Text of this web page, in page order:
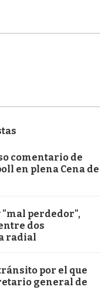
comentario de
en plena Cena de
"mal perdedor",
dos
radial
por el que
general de